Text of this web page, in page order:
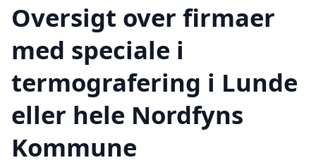
Oversigt over firmaer
med speciale i
termografering i Lunde
eller hele Nordfyns
Kommune